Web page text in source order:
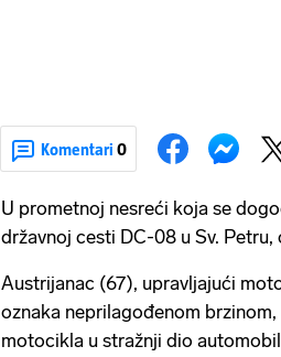
Komentari 0
U prometnoj nesreći koja se
državnoj cesti DC-08 u Sv. Petru,
Austrijanac (67), upravljajući
oznaka neprilagođenom
motocikla u stražnji dio